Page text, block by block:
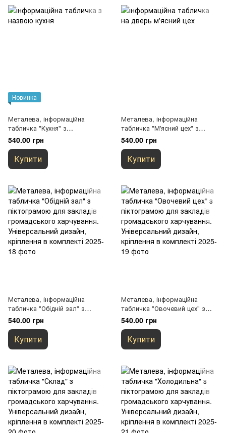
Новинка
Металева, інформаційна
табличка "Кухня" з
піктограмою для закладів
громадського харчування.
Універсальний дизайн,
кріплення в комплекті
540.00 грн
Купити
Металева, інформаційна
табличка "М'ясний цех" з
піктограмою для закладів
громадського харчування.
Універсальний дизайн,
кріплення в комплекті
540.00 грн
Купити
Металева, інформаційна
табличка "Обідній зал" з
піктограмою для закладів
громадського харчування.
Універсальний дизайн,
кріплення в комплекті
540.00 грн
Купити
Металева, інформаційна
табличка "Овочевий цех" з
піктограмою для закладів
громадського харчування.
Універсальний дизайн,
кріплення в комплекті
540.00 грн
Купити